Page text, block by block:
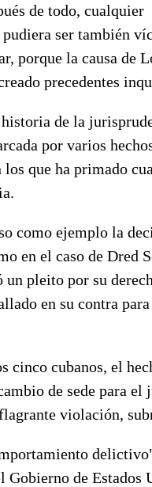
de todo, cualquier
pudiera ser también
porque la causa de
precedentes
de la
por varios
los que ha primado
como ejemplo la
en el caso de Dred
un pleito por su
en su contra
cinco cubanos, el
de sede para el
violación,
Gobierno de Estados